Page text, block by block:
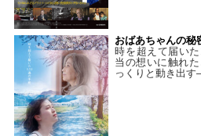
おばあちゃんの
時を超えて届い
当の想いに触れ
っくりと動き出